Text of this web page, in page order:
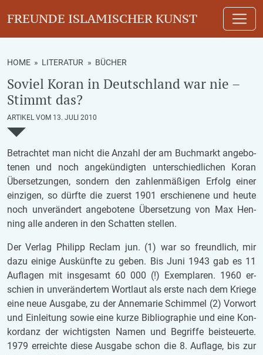
FREUNDE ISLAMISCHER KUNST
HOME » LITERATUR » BÜCHER
Soviel Koran in Deutschland war nie –
Stimmt das?
ARTIKEL VOM 13. JULI 2010
Be­trach­tet man nicht die An­zahl der am Buch­markt an­ge­bo­
te­nen und noch an­ge­kün­dig­ten un­ter­schied­li­chen Koran
Über­set­zun­gen, son­dern den zah­len­mä­ßi­gen Er­folg einer
ein­zi­gen, so dürf­te die zu­erst 1901 er­schie­ne­ne und heute
noch un­ver­än­dert an­ge­bo­te­ne Über­set­zung von Max Hen­
ning alle an­de­ren in den Schat­ten stel­len.
Der Ver­lag Phil­ipp Re­clam jun. (1) war so freund­lich, mir
dazu ei­ni­ge Aus­künf­te zu geben. Bis Juni 1943 gab es 11
Auf­la­gen mit ins­ge­samt 60 000 (!) Ex­em­pla­ren. 1960 er­
schien in un­ver­än­der­tem Wort­laut als erste nach dem Krie­ge
eine neue Aus­ga­be, zu der An­ne­ma­rie Schim­mel (2) Vor­wort
und Ein­lei­tung sowie eine kurze Bi­blio­gra­phie und eine Kon­
kor­danz der wich­tigs­ten Namen und Be­grif­fe bei­steu­er­te.
1979 er­reich­te diese Aus­ga­be schon die 8. Auf­la­ge, bis zur